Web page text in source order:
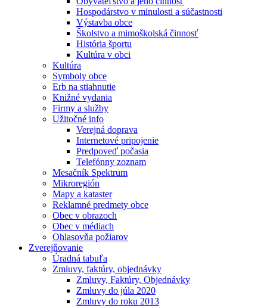
Hospodárstvo v minulosti a súčastnosti
Výstavba obce
Školstvo a mimoškolská činnosť
História športu
Kultúra v obci
Kultúra
Symboly obce
Erb na stiahnutie
Knižné vydania
Firmy a služby
Užitočné info
Verejná doprava
Internetové pripojenie
Predpoveď počasia
Telefónny zoznam
Mesačník Spektrum
Mikroregión
Mapy a kataster
Reklamné predmety obce
Obec v obrazoch
Obec v médiach
Ohlasovňa požiarov
Zverejňovanie
Úradná tabuľa
Zmluvy, faktúry, objednávky
Zmluvy, Faktúry, Objednávky
Zmluvy do júla 2020
Zmluvy do roku 2013